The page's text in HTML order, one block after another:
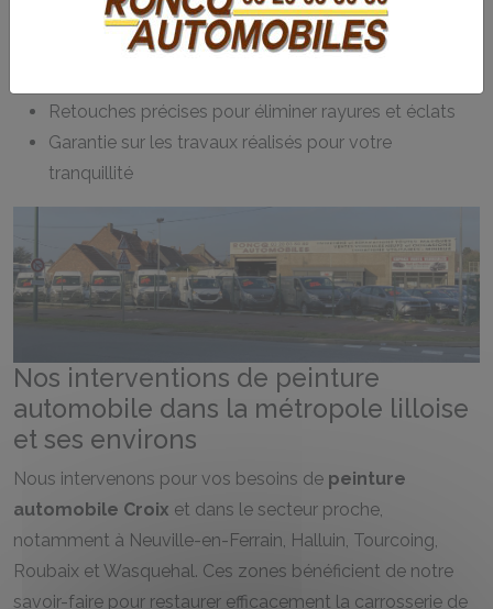
Préparation minutieuse avant application de la
Retouches précises pour éliminer rayures et éclats
Garantie sur les travaux réalisés pour votre
tranquillité
Nos interventions de peinture
automobile dans la métropole lilloise
et ses environs
Nous intervenons pour vos besoins de peinture
automobile Croix et dans le secteur proche,
notamment à Neuville-en-Ferrain, Halluin, Tourcoing,
Roubaix et Wasquehal. Ces zones bénéficient de notre
savoir-faire pour restaurer efficacement la carrosserie de